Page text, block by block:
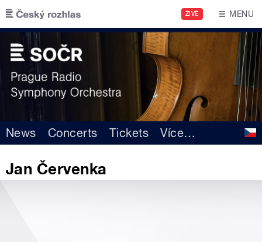
Skip to main content
ŽIVĚ MENU
News Concerts Tickets Více…
Jan Červenka